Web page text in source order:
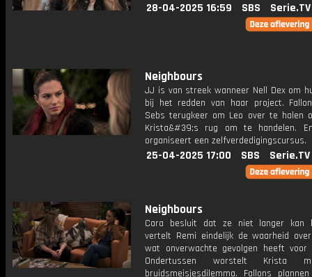
28-04-2025 16:59 SBS Serie.TV
Neighbours
JJ is van streek wanneer Nell Dex om
bij het redden van haar project.
Sebs terugkeer om Leo over te halen
Krista&#39;s rug om te handelen.
organiseert een zelfverdedigingscursus.
25-04-2025 17:00 SBS Serie.TV
Neighbours
Cara besluit dat ze niet langer kan
vertelt Remi eindelijk de waarheid
wat onverwachte gevolgen heeft voor
Ondertussen worstelt Krista
bruidsmeisjesdilemma. Fallons